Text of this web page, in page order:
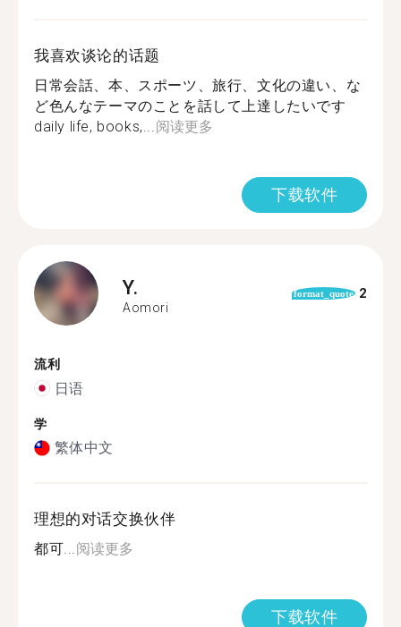
我喜欢谈论的话题
日常会話、本、スポーツ、旅行、文化の違い、な
ど色んなテーマのことを話して上達したいです
daily life, books,...阅读更多
下载软件
Y.
Aomori
format_quote 2
流利
日语
学
繁体中文
理想的对话交换伙伴
都可...阅读更多
下载软件